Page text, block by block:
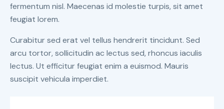
fermentum nisl. Maecenas id molestie turpis, sit amet
feugiat lorem.
Curabitur sed erat vel tellus hendrerit tincidunt. Sed
arcu tortor, sollicitudin ac lectus sed, rhoncus iaculis
lectus. Ut efficitur feugiat enim a euismod. Mauris
suscipit vehicula imperdiet.